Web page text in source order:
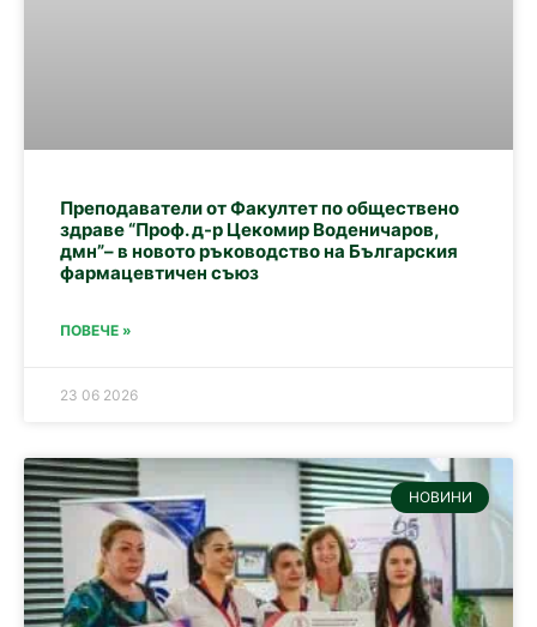
Преподаватели от Факултет по обществено
здраве “Проф. д-р Цекомир Воденичаров,
дмн”– в новото ръководство на Българския
фармацевтичен съюз
ПОВЕЧЕ »
23 06 2026
НОВИНИ